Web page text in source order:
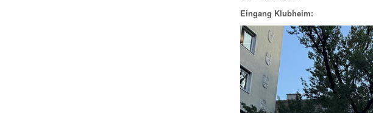
Eingang Klubheim: